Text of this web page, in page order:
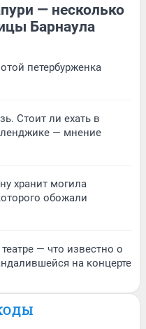
— несколько
Барнаула
петербурженка
Стоит ли ехать в
— мнение
хранит могила
обожали
— что известно о
на концерте